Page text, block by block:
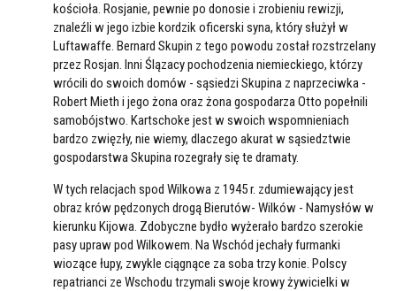
kościoła. Rosjanie, pewnie po donosie i zrobieniu rewizji,
znaleźli w jego izbie kordzik oficerski syna, który służył w
Luftawaffe. Bernard Skupin z tego powodu został rozstrzelany
przez Rosjan. Inni Ślązacy pochodzenia niemieckiego, którzy
wrócili do swoich domów - sąsiedzi Skupina z naprzeciwka -
Robert Mieth i jego żona oraz żona gospodarza Otto popełnili
samobójstwo. Kartschoke jest w swoich wspomnieniach
bardzo zwięzły, nie wiemy, dlaczego akurat w sąsiedztwie
gospodarstwa Skupina rozegrały się te dramaty.
W tych relacjach spod Wilkowa z 1945 r. zdumiewający jest
obraz krów pędzonych drogą Bierutów- Wilków - Namysłów w
kierunku Kijowa. Zdobyczne bydło wyżerało bardzo szerokie
pasy upraw pod Wilkowem. Na Wschód jechały furmanki
wiozące łupy, zwykle ciągnące za soba trzy konie. Polscy
repatrianci ze Wschodu trzymali swoje krowy żywicielki w